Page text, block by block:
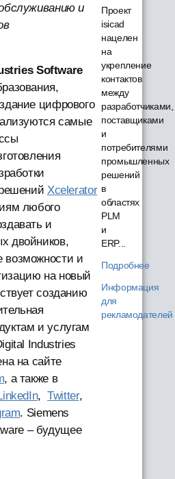
и
Software
цифрового
самые
Xcelerator
любого
и
двойников,
и
на новый
созданию
и услугам
Industries
на сайте
, а также в
,Twitter,
. Siemens
– будущее
Проект
isicad
нацелен
на
укрепление
контактов
между
разработчиками,
поставщиками
и
потребителями
промышленных
решений
в
областях
PLM
и
ERP...
Подробнее
Информация
для
рекламодателей